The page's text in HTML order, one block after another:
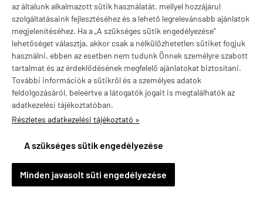
az általunk alkalmazott sütik használatát, mellyel hozzájárul
szolgáltatásaink fejlesztéséhez és a lehető legrelevánsabb ajánlatok
megjelenítéséhez. Ha a „A szükséges sütik engedélyezése”
lehetőséget választja, akkor csak a nélkülözhetetlen sütiket fogjuk
használni, ebben az esetben nem tudunk Önnek személyre szabott
tartalmat és az érdeklődésének megfelelő ajánlatokat biztosítani.
További információk a sütikről és a személyes adatok
feldolgozásáról, beleértve a látogatók jogait is megtalálhatók az
adatkezelési tájékoztatóban.
Részletes adatkezelési tájékoztató »
A szükséges sütik engedélyezése
Minden javasolt süti engedélyezése
vitaminstore.hu -Vitaminstore / Gymstore Hungary
Ajánlott termék
Q10 koenzim 100 mg, Now CoQ10 Cardiovascular Health, 50
kapszula
Részletek »